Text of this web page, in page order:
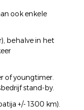
ook enkele
behalve in het
of youngtimer.
stand-by.
+/- 1300 km).